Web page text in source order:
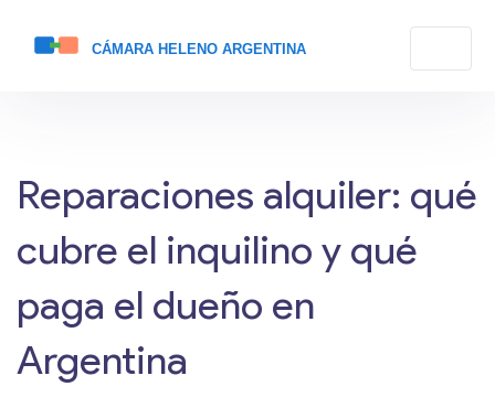
Reparaciones alquiler: qué
cubre el inquilino y qué
paga el dueño en
Argentina